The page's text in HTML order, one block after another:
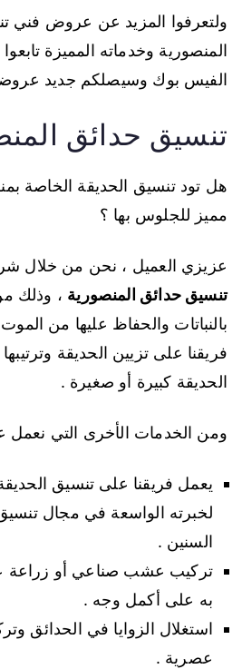
ولتعرفوا المزيد عن عروض فني
المنصورية وخدماته المميزة
الفيس بوك وسيصلكم جديد
تنسيق حدائق
هل تود تنسيق الحديقة الخاصة
مميز للجلوس بها ؟
عزيزي العميل ، نحن من خلال
تنسيق حدائق المنصورية ، وذلك
بالنباتات والحفاظ عليها من
فريقنا على تزيين الحديقة
الحديقة كبيرة أو صغيرة .
ومن الخدمات الأخرى التي نعمل
يعمل فريقنا على تنسيق
لخبرته الواسعة في مجال
السنين .
تركيب عشب صناعي أو زراعة
به على أكمل وجه .
استغلال الزوايا في الحدائق
عصرية .